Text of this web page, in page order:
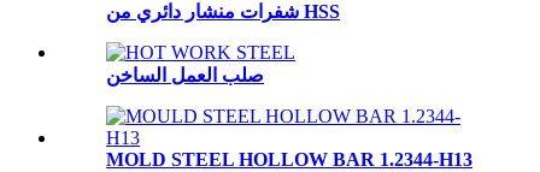
شفرات منشار دائري من HSS
صلب العمل الساخن
MOLD STEEL HOLLOW BAR 1.2344-H13